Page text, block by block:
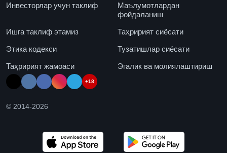
Инвесторлар учун таклиф
Маълумотлардан
фойдаланиш
Ишга таклиф этамиз
Таҳририят сиёсати
Этика кодекси
Тузатишлар сиёсати
Таҳририят жамоаси
Эгалик ва молиялаштириш
+18
© 2014-2026